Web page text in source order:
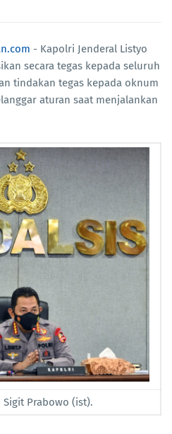
- Kapolri Jenderal Listyo
secara tegas kepada seluruh
tindakan tegas kepada oknum
aturan saat menjalankan
Prabowo (ist).